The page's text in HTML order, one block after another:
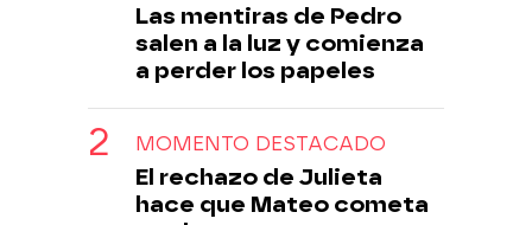
Las mentiras de Pedro
salen a la luz y comienza
a perder los papeles
MOMENTO DESTACADO
El rechazo de Julieta
hace que Mateo cometa